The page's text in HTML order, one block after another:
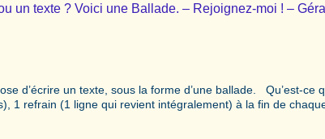
un texte ? Voici une Ballade. – Rejoignez-moi ! –
d’écrire un texte, sous la forme d’une ballade. Qu’est-ce
1 refrain (1 ligne qui revient intégralement) à la fin de